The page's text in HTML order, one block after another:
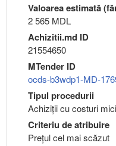
Valoarea estimată
2 565 MDL
Achizitii.md ID
21554650
MTender ID
ocds-b3wdp1-MD-
Tipul procedurii
Achiziții cu costuri mici
Criteriu de atribuire
Preţul cel mai scăzut